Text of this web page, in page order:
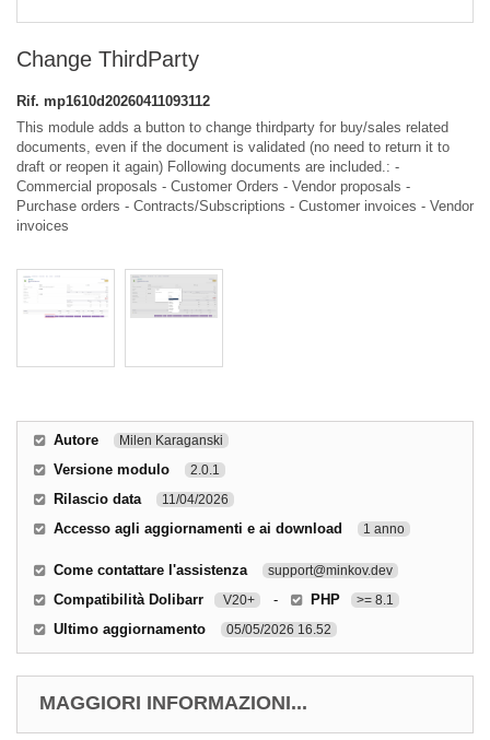
Change ThirdParty
Rif. mp1610d20260411093112
This module adds a button to change thirdparty for buy/sales related
documents, even if the document is validated (no need to return it to
draft or reopen it again) Following documents are included.: -
Commercial proposals - Customer Orders - Vendor proposals -
Purchase orders - Contracts/Subscriptions - Customer invoices - Vendor
invoices
Autore Milen Karaganski
Versione modulo 2.0.1
Rilascio data 11/04/2026
Accesso agli aggiornamenti e ai download 1 anno
Come contattare l'assistenza support@minkov.dev
Compatibilità Dolibarr V20+ - PHP >= 8.1
Ultimo aggiornamento 05/05/2026 16.52
MAGGIORI INFORMAZIONI...